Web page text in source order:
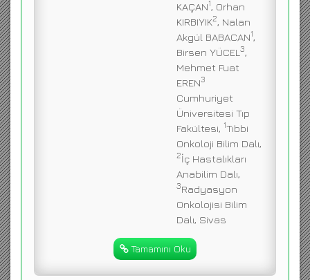
KAÇAN1, Orhan
KIRBIYIK2, Nalan
Akgül BABACAN1,
Birsen YÜCEL 3,
Mehmet Fuat
EREN3
Cumhuriyet
Üniversitesi Tıp
Fakültesi, 1Tıbbi
Onkoloji Bilim Dalı,
2İç Hastalıkları
Anabilim Dalı,
3Radyasyon
Onkolojisi Bilim
Dalı, Sivas
Tamamını Oku